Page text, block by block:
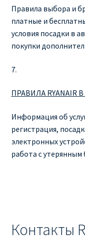
ДЕШЕВЫЕ
ДЕШЕВЫЕ
ДЕШЕВЫЕ
ИНФОРМАЦИЯ ДЛЯ
Правила выбора и
платные и
условия посадки в
покупки
7.
ПРАВИЛА RYANAIR
Информация об
регистрация,
электронных
работа с утерянным
Контакты